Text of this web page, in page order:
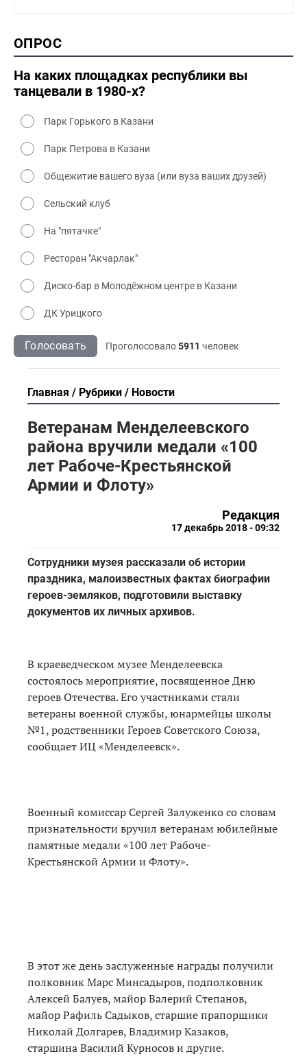
1990-2000 культура
2000 промышленность
2000 культура
ОПРОС
На каких площадках республики вы
танцевали в 1980-х?
Парк Горького в Казани
Парк Петрова в Казани
Общежитие вашего вуза (или вуза ваших друзей)
Сельский клуб
На "пятачке"
Ресторан "Акчарлак"
Диско-бар в Молодёжном центре в Казани
ДК Урицкого
Голосовать Проголосовало5911 человек
Главная Рубрики Новости
Ветеранам Менделеевского
района вручили медали «100
лет Рабоче-Крестьянской
Армии и Флоту»
Редакция
17 декабрь 2018 - 09:32
Сотрудники музея рассказали об истории
праздника, малоизвестных фактах биографии
героев-земляков, подготовили выставку
документов их личных архивов.
В краеведческом музее Менделеевска
состоялось мероприятие, посвященное Дню
героев Отечества. Его участниками стали
ветераны военной службы, юнармейцы школы
№1, родственники Героев Советского Союза,
сообщает ИЦ «Менделеевск».
Военный комиссар Сергей Залуженко со словам
признательности вручил ветеранам юбилейные
памятные медали «100 лет Рабоче-
Крестьянской Армии и Флоту».
В этот же день заслуженные награды получили
полковник Марс Минсадыров, подполковник
Алексей Балуев, майор Валерий Степанов,
майор Рафиль Садыков, старшие прапорщики
Николай Долгарев, Владимир Казаков,
старшина Василий Курносов и другие.